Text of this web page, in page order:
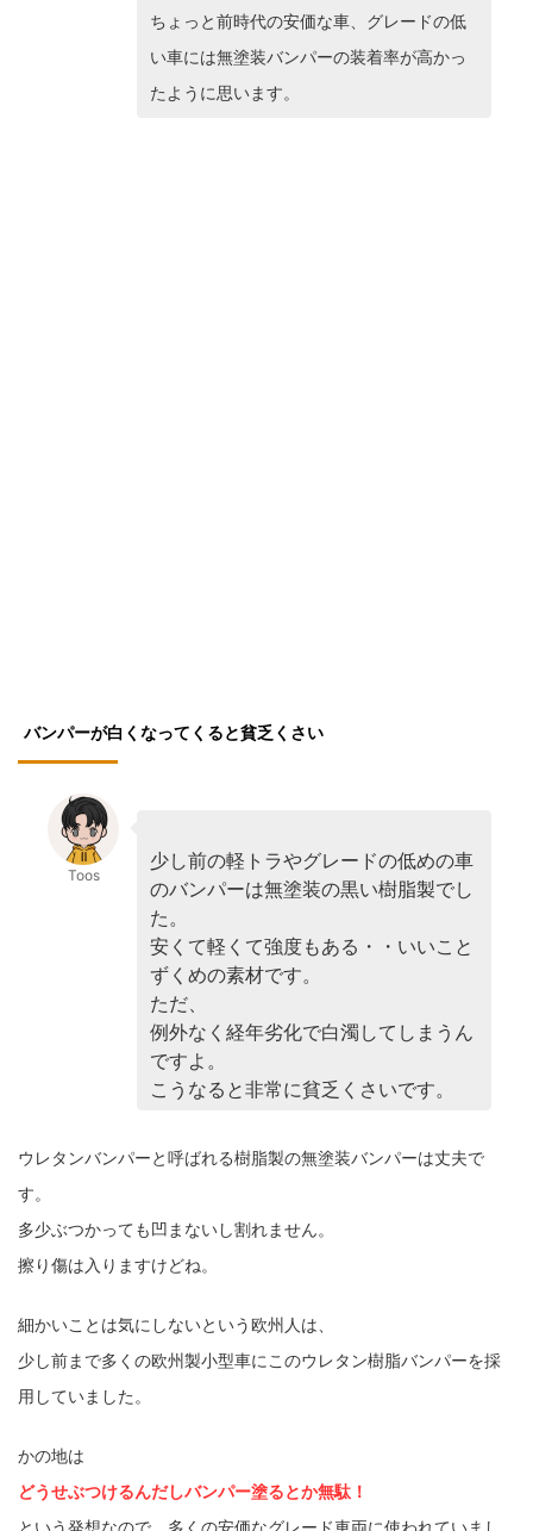
ちょっと前時代の安価な車、グレードの低
い車には無塗装バンパーの装着率が高かっ
たように思います。
バンパーが白くなってくると貧乏くさい
Toos
少し前の軽トラやグレードの低めの車
のバンパーは無塗装の黒い樹脂製でし
た。
安くて軽くて強度もある・・いいこと
ずくめの素材です。
ただ、
例外なく経年劣化で白濁してしまうん
ですよ。
こうなると非常に貧乏くさいです。
ウレタンバンパーと呼ばれる樹脂製の無塗装バンパーは丈夫で
す。
多少ぶつかっても凹まないし割れません。
擦り傷は入りますけどね。
細かいことは気にしないという欧州人は、
少し前まで多くの欧州製小型車にこのウレタン樹脂バンパーを採
用していました。
かの地は
どうせぶつけるんだしバンパー塗るとか無駄！
という発想なので、多くの安価なグレード車両に使われていまし